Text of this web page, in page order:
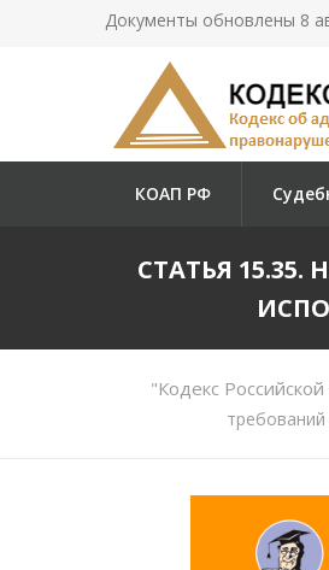
Документы обновлены 8
КОАП РФ
СТАТЬЯ
"Кодекс